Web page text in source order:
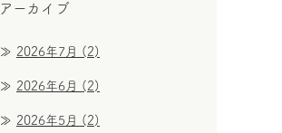
アーカイブ
2026年7月 (2)
2026年6月 (2)
2026年5月 (2)